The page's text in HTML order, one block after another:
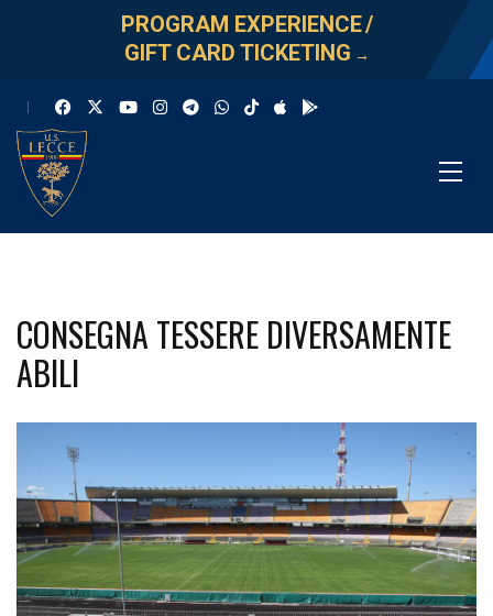
PROGRAM EXPERIENCE/
GIFT CARD TICKETING →
CONSEGNA TESSERE DIVERSAMENTE
ABILI